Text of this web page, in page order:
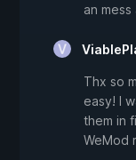
an
Thx so
easy! I
them in
WeMod